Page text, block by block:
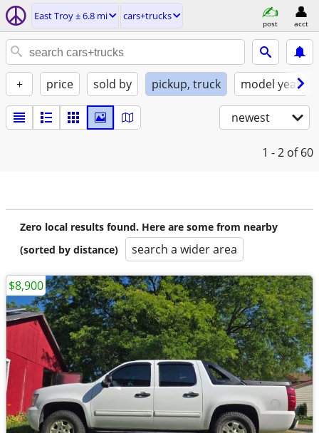
East Troy ± 6.8 mi cars+trucks
post acct
+ price sold by pickup, truck model year
newest
1 - 2 of 60
Zero local results found. Here are some from nearby
(sorted by distance)
search a wider area
$8,900